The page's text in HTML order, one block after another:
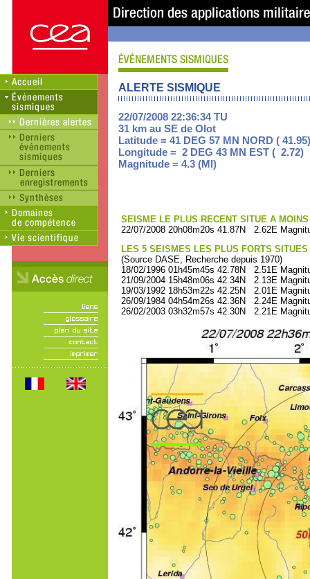
ALERTE SISMIQUE
22/07/2008 22:36:34 TU
31 km au SE de Olot
Latitude = 41 DEG 57 MN NORD ( 41.95)
Longitude = 2 DEG 43 MN EST ( 2.72)
Magnitude = 4.3 (Ml)
SEISME LE PLUS RECENT SITUE A
22/07/2008 20h08m20s 41.87N 2.62E
LES 5 SEISMES LES PLUS FORTS
(Source DASE, Recherche depuis 1970)
18/02/1996 01h45m45s 42.78N 2.51E
21/09/2004 15h48m06s 42.34N 2.13E
19/03/1992 18h53m22s 42.25N 2.01E
26/09/1984 04h54m26s 42.36N 2.24E
26/02/2003 03h32m57s 42.30N 2.21E